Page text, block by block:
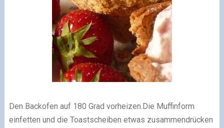
Den Backofen auf 180 Grad vorheizen.Die Muffinform
einfetten und die Toastscheiben etwas zusammendrücken